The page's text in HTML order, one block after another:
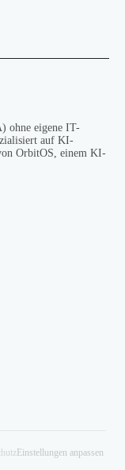
ohne eigene IT-
auf KI-
OrbitOS, einem KI-
Einstellungen anpassen